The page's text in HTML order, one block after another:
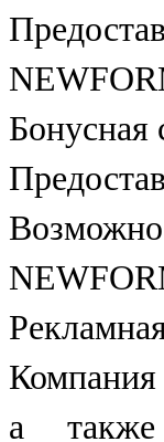
Бонусная
Компания
а также